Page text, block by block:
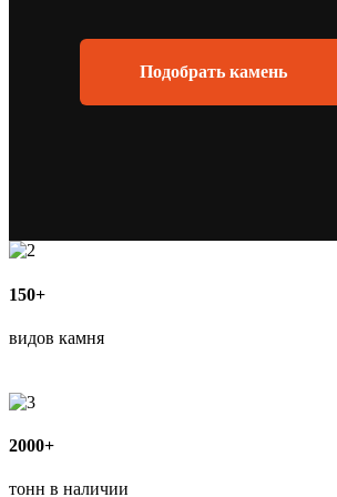
Подобрать камень
150+
видов камня
2000+
тонн в наличии